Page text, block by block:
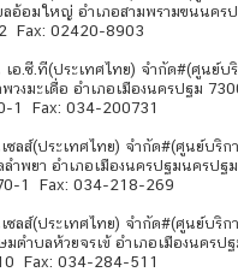
อ้อมใหญ่ อำเภอสามพรามฃนนคร
Fax: 02420-8903
อ.ซี.ที(ประเทศไทย) จำกัด#(ศูนย์
งมะเดื่อ อำเภอเมืองนครปฐม
1 Fax: 034-200731
ซลส์(ประเทศไทย) จำกัด#(ศูนย์บริ
ำพยา อำเภอเมืองนครปฐมนครปฐ
1 Fax: 034-218-269
ลส์(ประเทศไทย) จำกัด#(ศูนย์บริ
ตำบลห้วยจรเข้ อำเภอเมืองนครป
Fax: 034-284-511